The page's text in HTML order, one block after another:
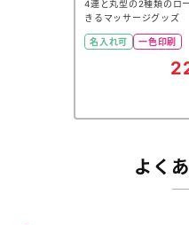
4連と丸型の2種類のロ
きるマッサージグッズ
名入れ可 一色印刷
よく